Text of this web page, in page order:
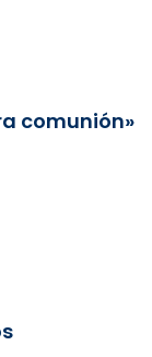
comunión»